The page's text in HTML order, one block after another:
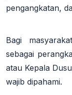
pengangkatan,
Bagi
sebagai
atau Kepala
wajib dipahami.